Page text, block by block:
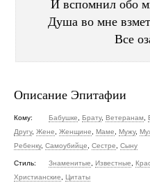
И вспомнил обо
Душа во мне
Все
Описание Эпитафии
Кому: Бабушке Брату, Ветеранам
Другу, Жене Женщине Маме Мужу,
Ребенку, Самоубийце Сестре Сыну
Стиль: Знаменитые Известные
Христианские
Цитаты